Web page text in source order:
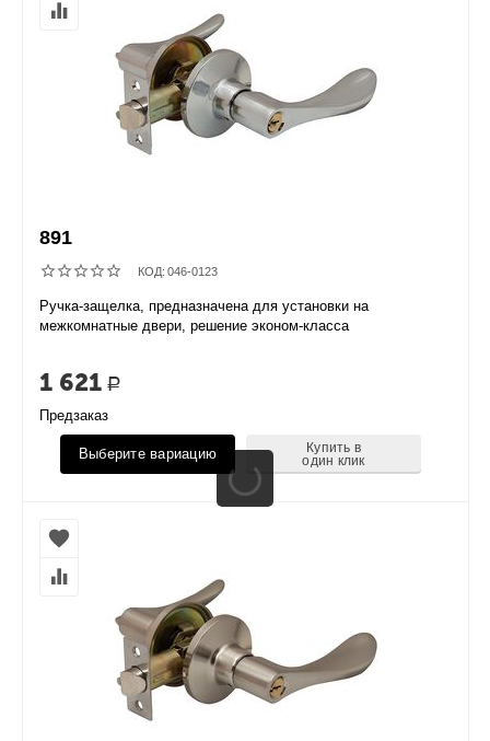
891
КОД: 046-0123
Ручка-защелка, предназначена для установки на
межкомнатные двери, решение эконом-класса
1 621 Р
Предзаказ
Выберите вариацию
Купить в
один клик